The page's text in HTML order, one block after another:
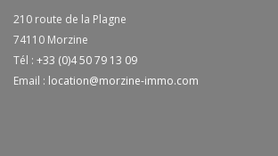
210 route de la Plagne
74110 Morzine
Tél : +33 (0)4 50 79 13 09
Email : location@morzine-immo.com